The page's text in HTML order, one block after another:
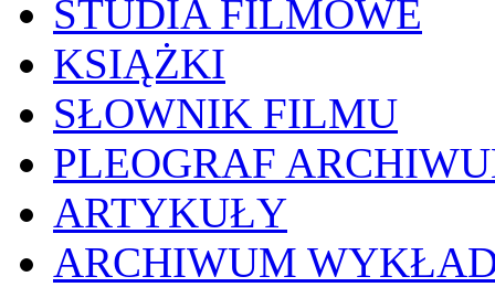
STUDIA FILMOWE
KSIĄŻKI
SŁOWNIK FILMU
PLEOGRAF
ARTYKUŁY
ARCHIWUM